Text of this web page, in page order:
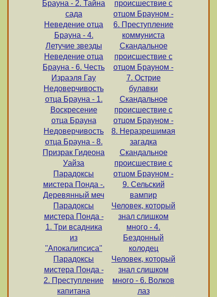
Брауна - 2. Тайна
сада
Неведение отца
Брауна - 4.
Летучие звезды
Неведение отца
Брауна - 6. Честь
Израэля Гау
Недоверчивость
отца Брауна - 1.
Воскресение
отца Брауна
Недоверчивость
отца Брауна - 8.
Призрак Гидеона
Уайза
Парадоксы
мистера Понда -.
Деревянный меч
Парадоксы
мистера Понда -
1. Три всадника
из
''Апокалипсиса''
Парадоксы
мистера Понда -
2. Преступление
капитана
происшествие с
отцом Брауном -
6. Преступление
коммуниста
Скандальное
происшествие с
отцом Брауном -
7. Острие
булавки
Скандальное
происшествие с
отцом Брауном -
8. Неразрешимая
загадка
Скандальное
происшествие с
отцом Брауном -
9. Сельский
вампир
Человек, который
знал слишком
много - 4.
Бездонный
колодец
Человек, который
знал слишком
много - 6. Волков
лаз